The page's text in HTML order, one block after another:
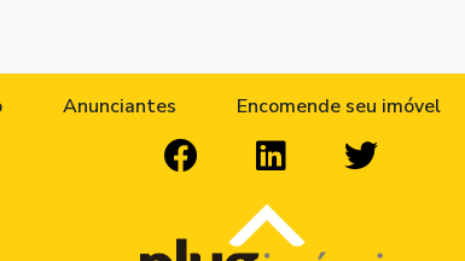
Anunciantes Encomende seu imóvel